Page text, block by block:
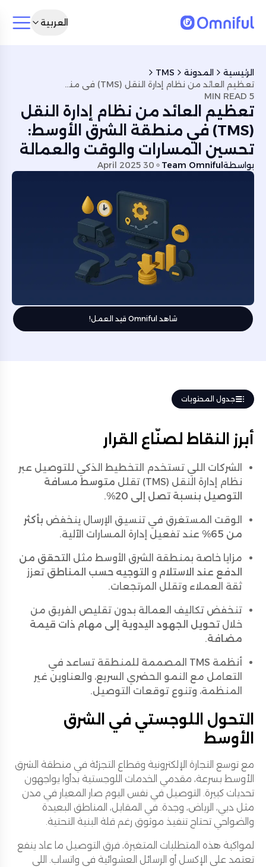
العربية
الرئيسية المدونة
TMS
تعظيم العائد من نظام إدارة النقل (TMS) في منطقة الشرق الأوسط: تحسين المسارات والوقت والعمالة
5 MIN READ
تعظيم العائد من نظام إدارة النقل
(TMS) في منطقة الشرق الأوسط:
تحسين المسارات والوقت والعمالة
بواسطةTeam Omniful
30 April 2025
شاهد Omniful قيد العمل!
جدول المحتويات
أبرز النقاط لصنّاع القرار
الشركات اللي تستخدم التخطيط الذكي للتوصيل عبر
نظام إدارة النقل (TMS) تقلل
متوسط مسافة
التوصيل بنسبة تصل إلى 20%
.
الوقت المستغرق في تنسيق الإرسال ينخفض بأكثر
من 65%
عند تفعيل إدارة المسارات الآلية.
مزايا خاصة بمنطقة الشرق الأوسط مثل التحقق من
الدفع عند الاستلام و التوجيه حسب المناطق تعزز
ثقة العملاء وتقلل المرتجعات.
تنخفض تكاليف العمالة بدون تقليص الفريق من
خلال تحويل الجهود اليدوية إلى مهام ذات قيمة
مضافة.
أنظمة TMS المصممة للمنطقة تساعد في
التعامل مع النمو الحضري السريع، والعناوين غير
المنظمة، وتنوع توقعات التوصيل.
التحول اللوجستي في الشرق
الأوسط
مع توسع التجارة الإلكترونية وقطاع التجزئة في منطقة الشرق
الأوسط بسرعة، مقدمي الخدمات اللوجستية بدأوا يواجهون
تحديات كبيرة. التوصيل في نفس اليوم صار المعيار في مدن
مثل دبي، الرياض، وجدة. في المقابل، المناطق البعيدة
والضواحي تحتاج تنفيذ موثوق رغم قلة البنية التحتية.
لمواكبة هذه المتطلبات المتغيرة، فرق التوصيل ما عاد ينفع
تعتمد على الإكسل أو الرسائل العشوائية في واتساب. اللي